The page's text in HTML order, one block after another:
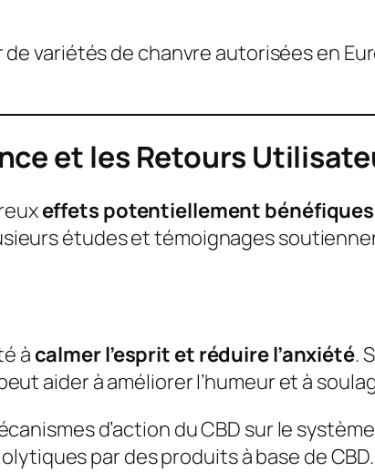
variétés de chanvre autorisées en
et les Retours
effets potentiellement bénéfiques
études et témoignages
à calmer l’esprit et réduire l’anxiété.
aider à améliorer l’humeur et à
d’action du CBD sur le
par des produits à base de CBD.